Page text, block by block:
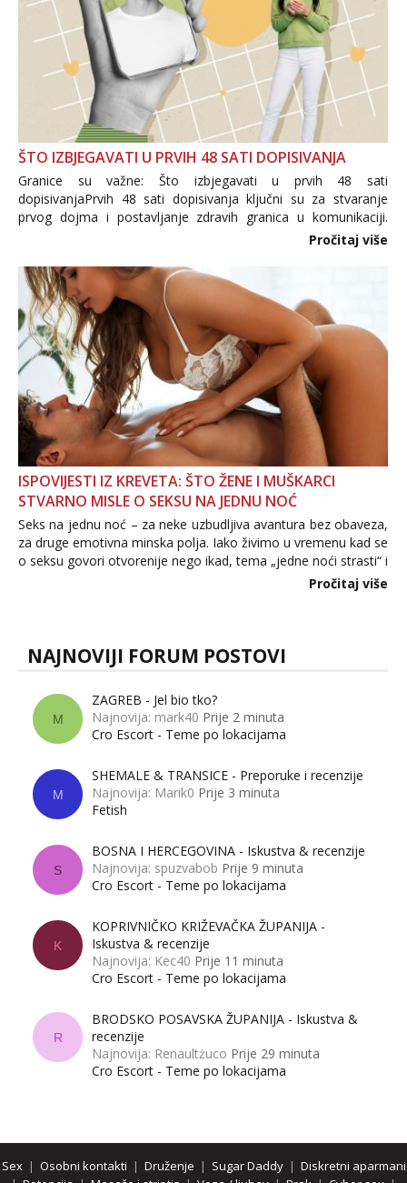
ŠTO IZBJEGAVATI U PRVIH 48 SATI DOPISIVANJA
Granice su važne: Što izbjegavati u prvih 48 sati
dopisivanjaPrvih 48 sati dopisivanja ključni su za stvaranje
prvog dojma i postavljanje zdravih granica u komunikaciji.
Važno je izbjeći prebrzo otkrivanje osobnih ili intimnih
informacija, jer nepoznata osoba još nije zaslužila to
povjerenje. Takođe...
Pročitaj više
ISPOVIJESTI IZ KREVETA: ŠTO ŽENE I MUŠKARCI
STVARNO MISLE O SEKSU NA JEDNU NOĆ
Seks na jednu noć – za neke uzbudljiva avantura bez obaveza,
za druge emotivna minska polja. Iako živimo u vremenu kad se
o seksu govori otvorenije nego ikad, tema „jedne noći strasti“ i
dalje izaziva burne rasprave. Što zapravo misle žene, a što
Pročitaj više
NAJNOVIJI FORUM POSTOVI
M
ZAGREB - Jel bio tko?
Najnovija: mark40 Prije 2 minuta
Cro Escort - Teme po lokacijama
M
SHEMALE & TRANSICE - Preporuke i recenzije
Najnovija: Marik0 Prije 3 minuta
Fetish
S
BOSNA I HERCEGOVINA - Iskustva & recenzije
Najnovija: spuzvabob Prije 9 minuta
Cro Escort - Teme po lokacijama
K
KOPRIVNIČKO KRIŽEVAČKA ŽUPANIJA -
Iskustva & recenzije
Najnovija: Kec40 Prije 11 minuta
Cro Escort - Teme po lokacijama
R
BRODSKO POSAVSKA ŽUPANIJA - Iskustva &
recenzije
Najnovija: Renaultżuco Prije 29 minuta
Cro Escort - Teme po lokacijama
Sex| Osobni kontakti | Druženje | Sugar Daddy| Diskretni aparmani